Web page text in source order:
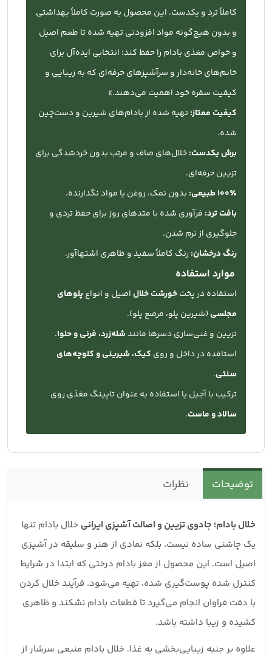
کاملاً ترد و یکدست. این محصول به صورت کاملاً بهداشتی
و بدون هیچ‌گونه مواد افزودنی تهیه شده تا طعم اصیل
و خواص مغذی بادام را حفظ کند؛ انتخابی ایده‌آل برای
خانم‌های خانه‌دار و سرآشپزهای حرفه‌ای که به زیبایی و
کیفیت سفره خود اهمیت می‌دهند.»
کیفیت ممتاز:تهیه شده از بادام‌های شیرین و دست‌چین
شده.
برش یکدست:خلال‌های صاف و مرتب بدون خردشدگی برای
تزیین حرفه‌ای.
۱۰۰٪ طبیعی:
بدون نمک، روغن یا مواد نگدارنده.
بافت ترد: فرآوری شده با متدهای روز برای حفظ تردی و
جلوگیری از نرم شدن.
رنگ درخشان: رنگ کاملاً سفید و ظاهری اشتهاآور.
موارد استفاده
استفاده در پختخورشت خلال اصیل و انواع پلوهای
مجلسی (شیرین پلو، مرصع پلو).
تزیین و غنی‌سازی دسرها مانندشله‌زرد، فرنی و حلوا.
استافده در داخل و روی کیک، شیرینی و کلوچه‌های
سنتی.
ترکیب با آجیل یا استفاده به عنوان تاپینگ مغذی روی
سالاد و ماست.
توضیحات نظرات
خلال بادام؛ جادوی تزیین و اصالت آشپزی ایرانی خلال بادام تنها
یک چاشنی ساده نیست، بلکه نمادی از هنر و سلیقه در آشپزی
اصیل است. این محصول از مغز بادام درختی که ابتدا در شرایط
کنترل شده پوست‌گیری شده، تهیه می‌شود. فرآیند خلال کردن
با دقت فراوان انجام می‌گیرد تا قطعات بادام نشکند و ظاهری
کشیده و زیبا داشته باشد.
علاوه بر جنبه زیبایی‌بخشی به غذا، خلال بادام منبعی سرشار از